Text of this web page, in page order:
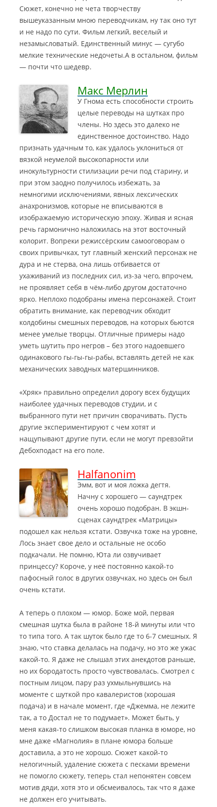
Сюжет, конечно не чета творчеству
вышеуказанным мною переводчикам, ну так оно тут
и не надо по сути. Фильм легкий, веселый и
незамысловатый. Единственный минус — сугубо
мелкие технические недочеты.А в остальном, фильм
— почти что шедевр.
Макс Мерлин
У Гнома есть способности строить
целые переводы на шутках про
члены. Но здесь это далеко не
единственное достоинство. Надо
признать удачным то, как удалось уклониться от
вязкой неумелой высокопарности или
инокультурности стилизации речи под старину, и
при этом заодно получилось избежать, за
немногими исключениями, явных лексических
анахронизмов, которые не вписываются в
изображаемую историческую эпоху. Живая и ясная
речь гармонично наложилась на этот восточный
колорит. Вопреки режиссёрским самооговорам о
своих привычках, тут главный женский персонаж не
дура и не стерва, она лишь отбивается от
ухаживаний из последних сил, из-за чего, впрочем,
не проявляет себя в чём-либо другом достаточно
ярко. Неплохо подобраны имена персонажей. Стоит
обратить внимание, как переводчик обходит
колдобины смешных переводов, на которых бьются
менее умелые творцы. Отличные примеры надо
уметь шутить про негров – без этого надоевшего
одинакового гы-гы-гы-рабы, вставлять детей не как
механических заводных матершинников.
«Хряк» правильно определил дорогу всех будущих
наиболее удачных переводов студии, и с
выбранного пути нет причин сворачивать. Пусть
другие экспериментируют с чем хотят и
нащупывают другие пути, если не могут превзойти
Дебохподаст на его поле.
Halfanonim
Эмм, вот и моя ложка дегтя.
Начну с хорошего — саундтрек
очень хорошо подобран. В экшн-
сценах саундтрек «Матрицы»
подошел как нельзя кстати. Озвучка тоже на уровне,
Лось знает свое дело и остальные не особо
подкачали. Не помню, Юта ли озвучивает
принцессу? Короче, у неё постоянно какой-то
пафосный голос в других озвучках, но здесь он был
очень кстати.
А теперь о плохом — юмор. Боже мой, первая
смешная шутка была в районе 18-й минуты или что
то типа того. А так шуток было где то 6-7 смешных. Я
знаю, что ставка делалась на подачу, но это же ужас
какой-то. Я даже не слышал этих анекдотов раньше,
но их бородатость просто чувствовалась. Смотрел с
постным лицом, пару раз ухмыльнувшись на
моменте с шуткой про кавалеристов (хорошая
подача) и в начале момент, где «Джемма, не лежите
так, а то Достал не то подумает». Может быть, у
меня какая-то слишком высокая планка в юморе, но
мне даже «Магнолия» в плане юмора больше
доставила, а это не хорошо. Сюжет какой-то
нелогичный, удаление сюжета с песками времени
не помогло сюжету, теперь стал непонятен совсем
мотив дяди, хотя это и обсмеивалось, так что я даже
не должен его учитывать.